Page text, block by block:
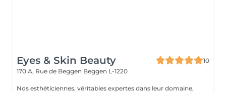
Eyes & Skin Beauty
10
170 A, Rue de Beggen Beggen L-1220
Nos esthéticiennes, véritables expertes dans leur domaine,